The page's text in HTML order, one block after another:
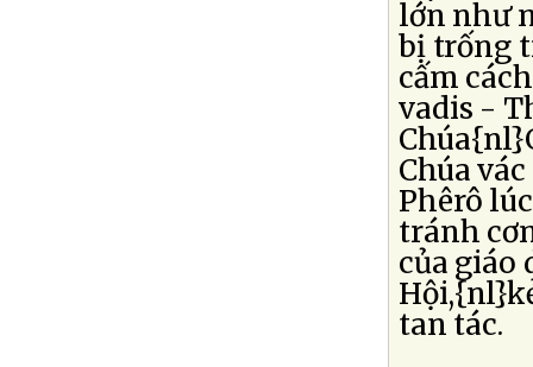
lớn như
bị trống
cấm
vadis -
Chúa
Phêrô
tránh
của giáo
tan tác.